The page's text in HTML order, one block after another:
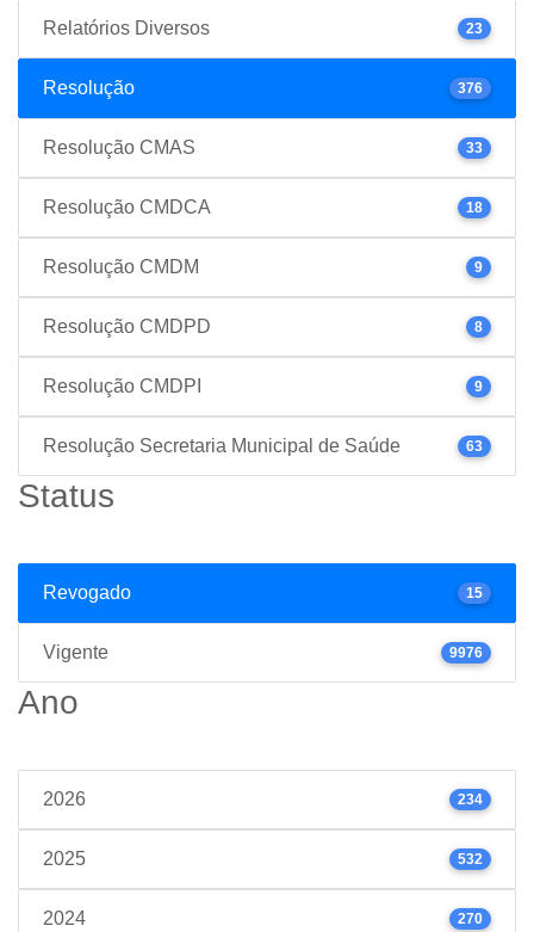
Relatórios Diversos 23
Resolução 376
Resolução CMAS 33
Resolução CMDCA 18
Resolução CMDM 9
Resolução CMDPD 8
Resolução CMDPI 9
Resolução Secretaria Municipal de Saúde 63
Status
Revogado 15
Vigente 9976
Ano
2026 234
2025 532
2024 270